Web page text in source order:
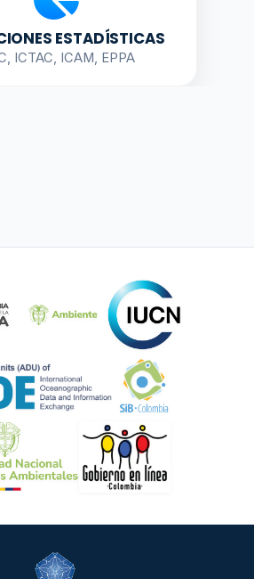
ESTADÍSTICAS
ICTAC, ICAM, EPPA